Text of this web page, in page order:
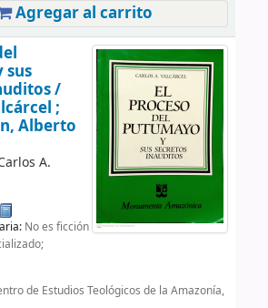
Agregar al carrito
sus
/
;
Alberto
A.
No es ficción
de Estudios Teológicos de la Amazonía,